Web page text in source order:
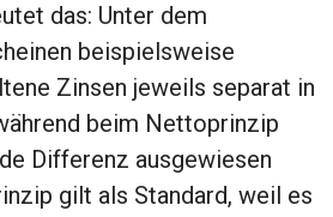
das: Unter dem
beispielsweise
Zinsen jeweils separat in
beim Nettoprinzip
Differenz ausgewiesen
gilt als Standard, weil es